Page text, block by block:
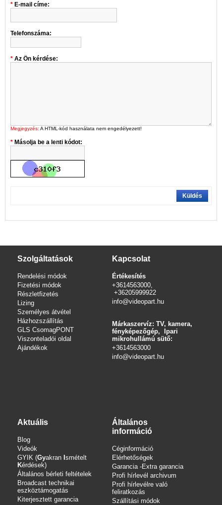
E-mail címe:
Telefonszáma:
Az Ön kérdése:
Megjegyzés: A HTML-kód használata nem engedélyezett!
Másolja be a lenti kódot:
Küldés
Szolgáltatások
Rendelési módok
Fizetési módok
Részletfizetés
Lizing
Személyes átvétel
Házhozszállítás
GLS CsomagPONT
Viszonteladói oldal
Ajándékok
Kapcsolat
Értékesítés
+3614563000,
+36205999922
info@videopart.hu
Márkaszervíz: TV, kamera,
fényképezőgép, Ipari
mikrohullámú sütő:
+3614563000
info@videopart.hu
Aktuális
Blog
Videók
GYIK (Gyakran Ismételt
Kérdések)
Általános bérleti feltételek
Broadcast technikai
eszköztámogatás
Kiterjesztett garancia
Általános
információ
Céginformáció
Elérhetőségek
Garancia -Extra garancia
Profi hírlevél archivum
Profi hírlevélre való
feliratkozás
Szállítási módok